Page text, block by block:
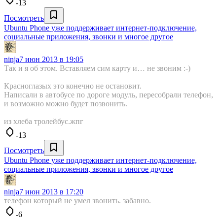
-13
Посмотреть
Ubuntu Phone уже поддерживает интернет-подключение,
социальные приложения, звонки и многое другое
ninja7 июн 2013 в 19:05
Так и я об этом. Вставляем сим карту и… не звоним :-)
Красноглазых это конечно не остановит.
Написали в автобусе по дороге модуль, пересобрали телефон,
и возможно можно будет позвонить.
из хлеба тролейбус.жпг
-13
Посмотреть
Ubuntu Phone уже поддерживает интернет-подключение,
социальные приложения, звонки и многое другое
ninja7 июн 2013 в 17:20
телефон который не умел звонить. забавно.
-6